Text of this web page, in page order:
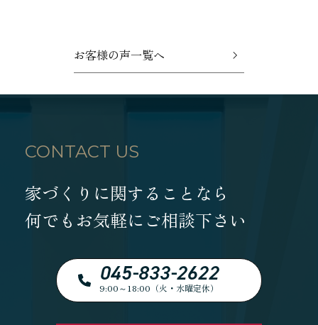
お客様の声一覧へ
CONTACT US
家づくりに関することなら
何でもお気軽にご相談下さい
045-833-2622
9:00～18:00（火・水曜定休）